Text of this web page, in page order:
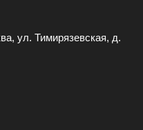
ул. Тимирязевская, д.